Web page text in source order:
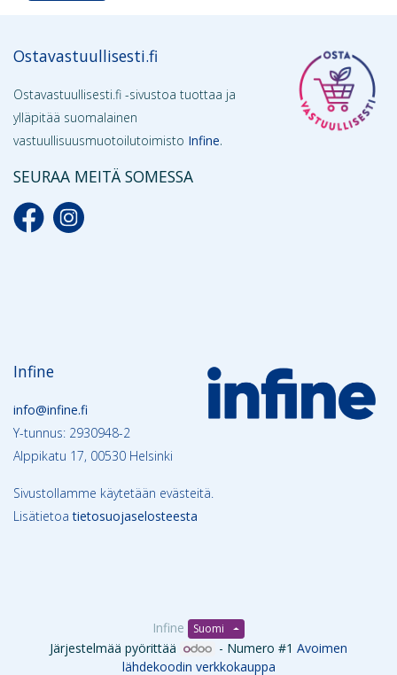
Ostavastuullisesti.fi
Ostavastuullisesti.fi -sivustoa tuottaa ja
ylläpitää suomalainen
vastuullisuusmuotoilutoimisto Infine.
SEURAA MEITÄ SOMESSA
Infine
info@infine.fi
Y-tunnus: 2930948-2
Alppikatu 17, 00530 Helsinki
Sivustollamme käytetään evästeitä.
Lisätietoatietosuojaselosteesta
Infine Suomi
Järjestelmää pyörittää - Numero #1Avoimen
lähdekoodin verkkokauppa